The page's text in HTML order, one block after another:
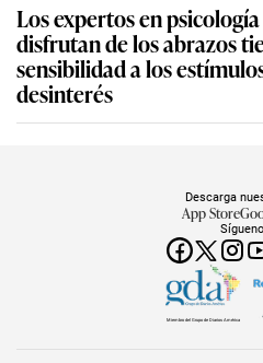
Los expertos en
disfrutan de los abrazos
sensibilidad a los
desinterés
Descarga
App Store
Miembro del Grupo de Diarios América